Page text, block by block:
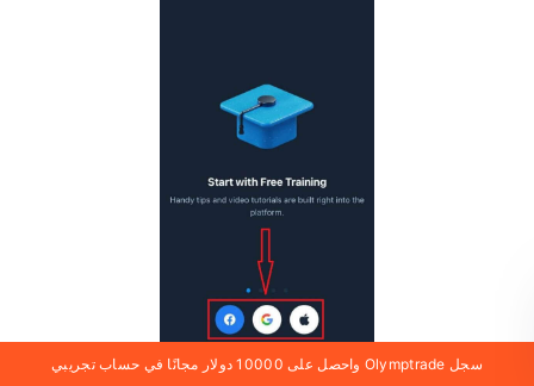
سجل Olymptrade واحصل على 10000 دولار مجانًا في حساب تجريبي